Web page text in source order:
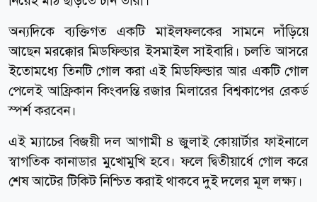
অন্যদিকে ব্যক্তিগত একটি মাইলফলকের সামনে দাঁড়িয়ে
আছেন মরক্কোর মিডফিল্ডার ইসমাইল সাইবারি। চলতি আসরে
ইতোমধ্যে তিনটি গোল করা এই মিডফিল্ডার আর একটি গোল
পেলেই আফ্রিকান কিংবদন্তি রজার মিলারের বিশ্বকাপের রেকর্ড
স্পর্শ করবেন।
এই ম্যাচের বিজয়ী দল আগামী ৪ জুলাই কোয়ার্টার ফাইনালে
স্বাগতিক কানাডার মুখোমুখি হবে। ফলে দ্বিতীয়ার্ধে গোল করে
শেষ আটের টিকিট নিশ্চিত করাই থাকবে দুই দলের মূল লক্ষ্য।